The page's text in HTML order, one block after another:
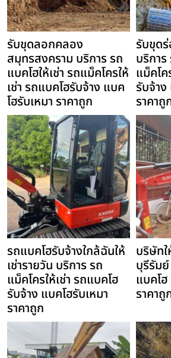
รับขุดลอกคลอง
สมุทรสงคราม บริการ รถ
แบคโฮให้เช่า รถแม็คโครให้
เช่า รถแบคโฮรับจ้าง แบค
โฮรับเหมา ราคาถูก
รับขุด
บริการ
แม็คโค
รับจ้าง
ราคาถู
รถแบคโฮรับจ้างใกล้ฉันให้
เช่ารายวัน บริการ รถ
แม็คโครให้เช่า รถแบคโฮ
รับจ้าง แบคโฮรับเหมา
ราคาถูก
บริษัทใ
บุรีรัมย์
แบคโ
ราคาถู